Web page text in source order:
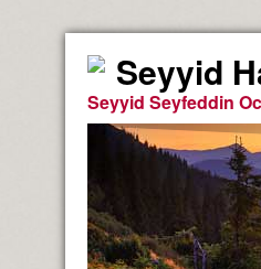
Seyyid
Seyyid Seyfeddin